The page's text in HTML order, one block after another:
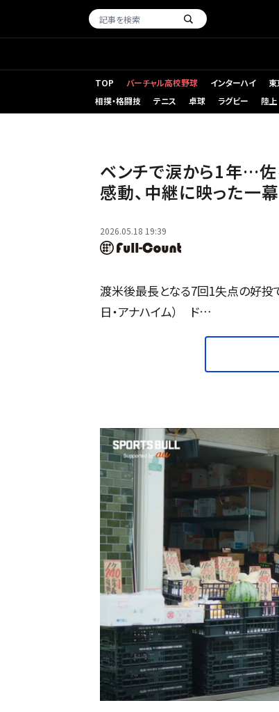
TOP バーチャル高校野球 インターハイ
相撲・格闘技
テニス 卓球 ラグビー 陸上
ベンチで涙から1年…
感動、中継に映った一幕
2026.05.18 19:39
渡米後最長となる7回1失点の好投
日・アナハイム） ド…